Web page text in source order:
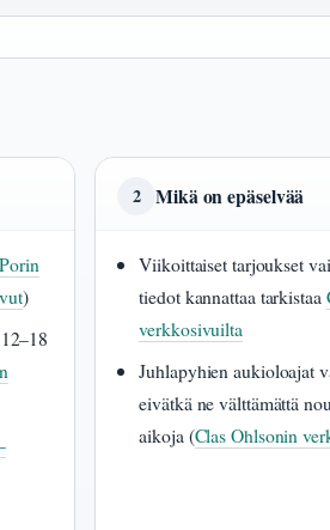
Porin
)
2 Mikä on epäselvää
Viikoittaiset tarjoukset
tiedot kannattaa tarkistaa
verkkosivuilta
Juhlapyhien aukioloajat
eivätkä ne välttämättä
aikoja (Clas Ohlsonin